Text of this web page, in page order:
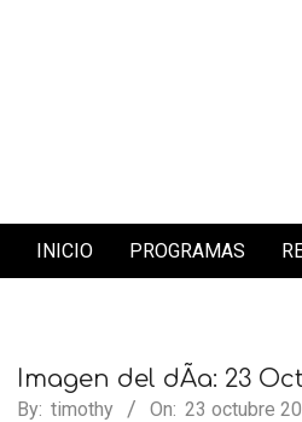
Secondary
INICIO PROGRAMAS
Imagen del dÃ­a: 23
By: timothy On: 23 octubre